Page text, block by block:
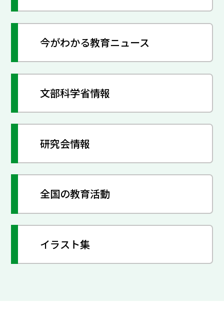
今がわかる教育ニュース
文部科学省情報
研究会情報
全国の教育活動
イラスト集